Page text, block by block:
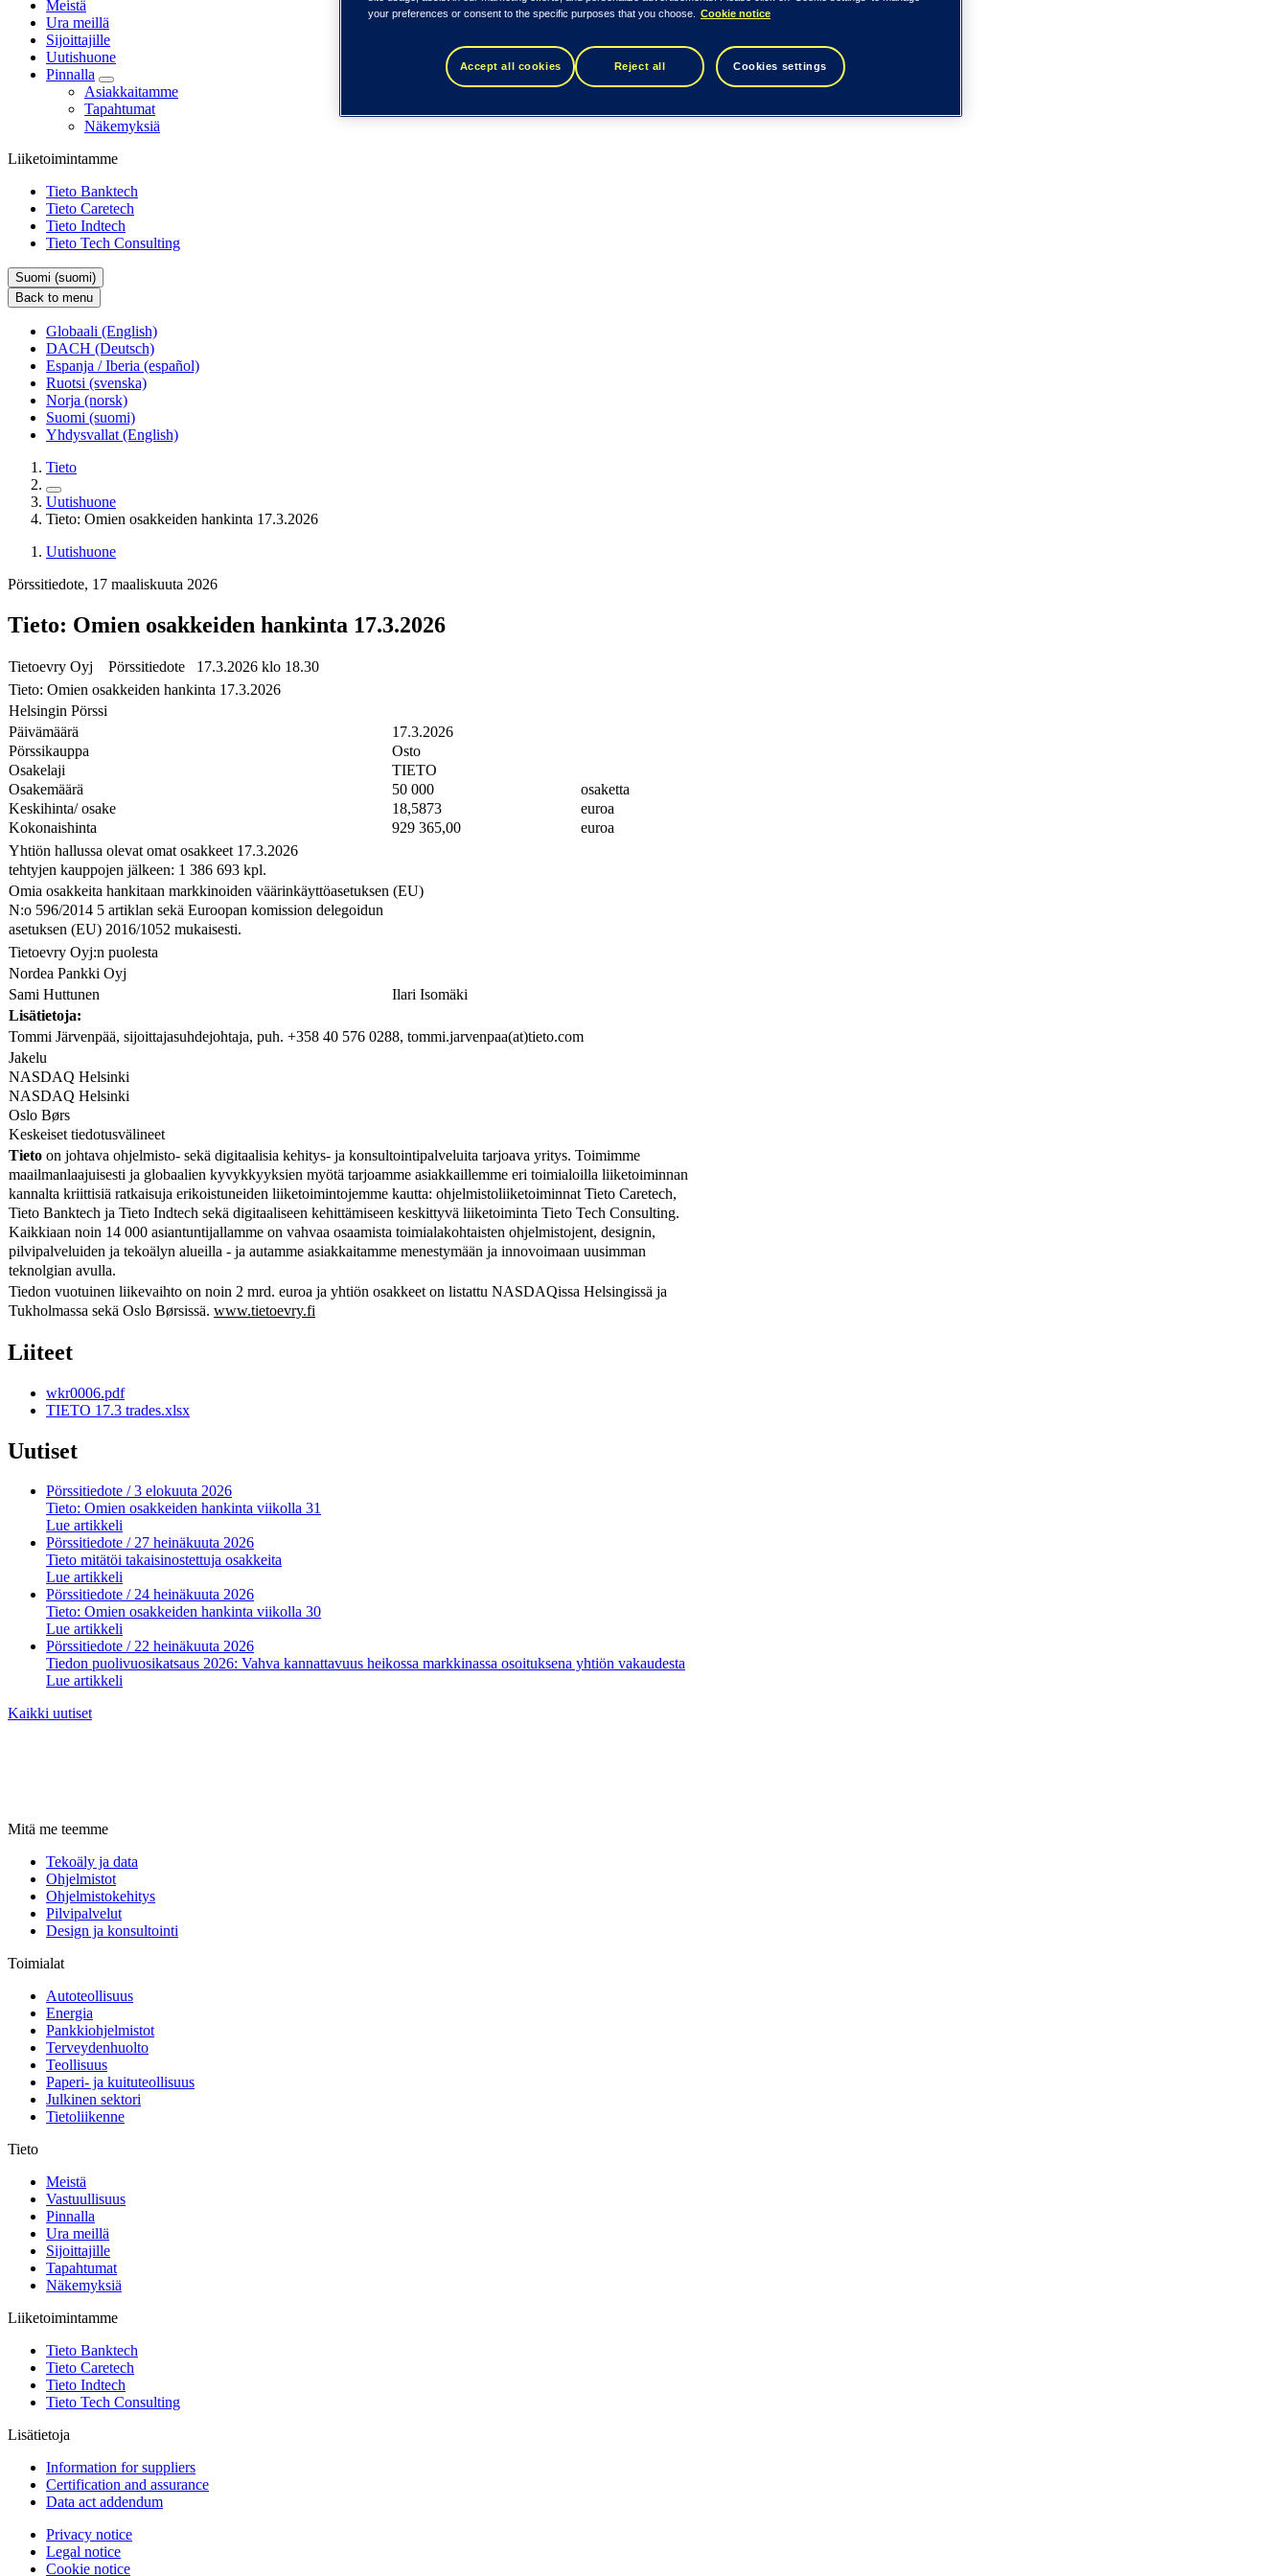
Meistä
Ura meillä
Sijoittajille
Uutishuone
Pinnalla
Asiakkaitamme
Tapahtumat
Näkemyksiä
Liiketoimintamme
Tieto Banktech
Tieto Caretech
Tieto Indtech
Tieto Tech Consulting
Suomi (suomi)
Back to menu
Globaali (English)
DACH (Deutsch)
Espanja / Iberia (español)
Ruotsi (svenska)
Norja (norsk)
Suomi (suomi)
Yhdysvallat (English)
Tieto
Uutishuone
Tieto: Omien osakkeiden hankinta 17.3.2026
Uutishuone
Pörssitiedote, 17 maaliskuuta 2026
Tieto: Omien osakkeiden hankinta 17.3.2026
Tietoevry Oyj Pörssitiedote 17.3.2026 klo 18.30
Tieto: Omien osakkeiden hankinta 17.3.2026
Helsingin Pörssi
Päivämäärä
17.3.2026
Pörssikauppa
Osto
Osakelaji
TIETO
Osakemäärä
50 000
osaketta
Keskihinta/ osake
18,5873
euroa
Kokonaishinta
929 365,00
euroa
Yhtiön hallussa olevat omat osakkeet 17.3.2026
tehtyjen kauppojen jälkeen: 1 386 693 kpl.
Omia osakkeita hankitaan markkinoiden väärinkäyttöasetuksen (EU)
N:o 596/2014 5 artiklan sekä Euroopan komission delegoidun
asetuksen (EU) 2016/1052 mukaisesti.
Tietoevry Oyj:n puolesta
Nordea Pankki Oyj
Sami Huttunen
Ilari Isomäki
Lisätietoja:
Tommi Järvenpää, sijoittajasuhdejohtaja, puh. +358 40 576 0288, tommi.jarvenpaa(at)tieto.com
Jakelu
NASDAQ Helsinki
NASDAQ Helsinki
Oslo Børs
Keskeiset tiedotusvälineet
Tieto on johtava ohjelmisto- sekä digitaalisia kehitys- ja konsultointipalveluita tarjoava yritys. Toimimme
maailmanlaajuisesti ja globaalien kyvykkyyksien myötä tarjoamme asiakkaillemme eri toimialoilla liiketoiminnan
kannalta kriittisiä ratkaisuja erikoistuneiden liiketoimintojemme kautta: ohjelmistoliiketoiminnat Tieto Caretech,
Tieto Banktech ja Tieto Indtech sekä digitaaliseen kehittämiseen keskittyvä liiketoiminta Tieto Tech Consulting.
Kaikkiaan noin 14 000 asiantuntijallamme on vahvaa osaamista toimialakohtaisten ohjelmistojent, designin,
pilvipalveluiden ja tekoälyn alueilla - ja autamme asiakkaitamme menestymään ja innovoimaan uusimman
teknolgian avulla.
Tiedon vuotuinen liikevaihto on noin 2 mrd. euroa ja yhtiön osakkeet on listattu NASDAQissa Helsingissä ja
Tukholmassa sekä Oslo Børsissä. www.tietoevry.fi
Liiteet
wkr0006.pdf
TIETO 17.3 trades.xlsx
Uutiset
Pörssitiedote / 3 elokuuta 2026
Tieto: Omien osakkeiden hankinta viikolla 31
Lue artikkeli
Pörssitiedote / 27 heinäkuuta 2026
Tieto mitätöi takaisinostettuja osakkeita
Lue artikkeli
Pörssitiedote / 24 heinäkuuta 2026
Tieto: Omien osakkeiden hankinta viikolla 30
Lue artikkeli
Pörssitiedote / 22 heinäkuuta 2026
Tiedon puolivuosikatsaus 2026: Vahva kannattavuus heikossa markkinassa osoituksena yhtiön vakaudesta
Lue artikkeli
Kaikki uutiset
Mitä me teemme
Tekoäly ja data
Ohjelmistot
Ohjelmistokehitys
Pilvipalvelut
Design ja konsultointi
Toimialat
Autoteollisuus
Energia
Pankkiohjelmistot
Terveydenhuolto
Teollisuus
Paperi- ja kuituteollisuus
Julkinen sektori
Tietoliikenne
Tieto
Meistä
Vastuullisuus
Pinnalla
Ura meillä
Sijoittajille
Tapahtumat
Näkemyksiä
Liiketoimintamme
Tieto Banktech
Tieto Caretech
Tieto Indtech
Tieto Tech Consulting
Lisätietoja
Information for suppliers
Certification and assurance
Data act addendum
Privacy notice
Legal notice
Cookie notice
your preferences or consent to the specific purposes that you choose.
Cookie notice
Accept all cookies Reject all Cookies settings